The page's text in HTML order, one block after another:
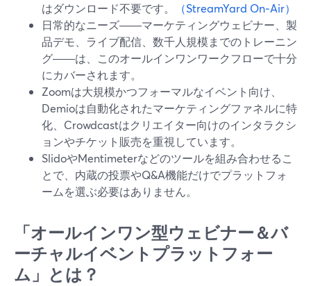
はダウンロード不要です。
（StreamYard On‑Air）
日常的なニーズ――マーケティングウェビナー、製
品デモ、ライブ配信、数千人規模までのトレーニン
グ――は、このオールインワンワークフローで十分
にカバーされます。
Zoomは大規模かつフォーマルなイベント向け、
Demioは自動化されたマーケティングファネルに特
化、Crowdcastはクリエイター向けのインタラクシ
ョンやチケット販売を重視しています。
SlidoやMentimeterなどのツールを組み合わせるこ
とで、内蔵の投票やQ&A機能だけでプラットフォ
ームを選ぶ必要はありません。
「オールインワン型ウェビナー＆バ
ーチャルイベントプラットフォー
ム」とは？